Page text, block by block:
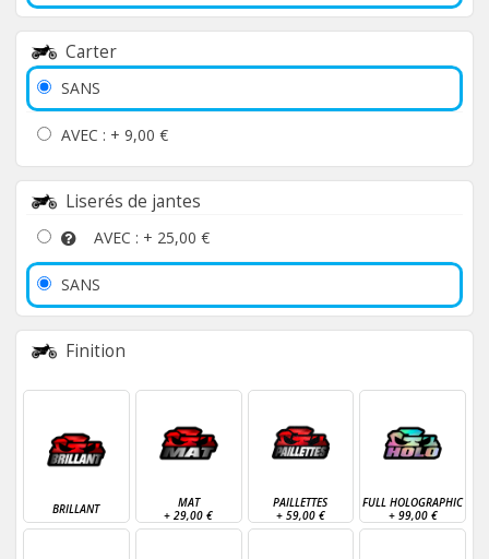
Carter
SANS
AVEC : + 9,00 €
Liserés de jantes
AVEC : + 25,00 €
SANS
Finition
BRILLANT
MAT
+29,00 €
PAILLETTES
+ 59,00 €
FULL HOLOGRAPHIC
+ 99,00 €